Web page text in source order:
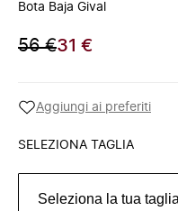
Bota Baja Gival
56 €31 €
Aggiungi ai preferiti
SELEZIONA TAGLIA
Seleziona la tua taglia